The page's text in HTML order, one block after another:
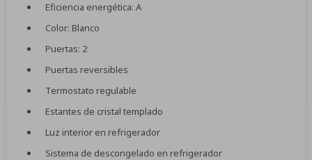
Eficiencia energética: A
Color: Blanco
Puertas: 2
Puertas reversibles
Termostato regulable
Estantes de cristal templado
Luz interior en refrigerador
Sistema de descongelado en refrigerador